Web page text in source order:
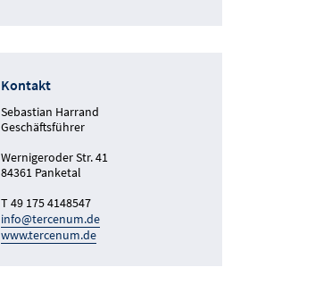
Kontakt
Sebastian Harrand
Geschäftsführer
Wernigeroder Str. 41
84361 Panketal
T 49 175 4148547
info@tercenum.de
www.tercenum.de